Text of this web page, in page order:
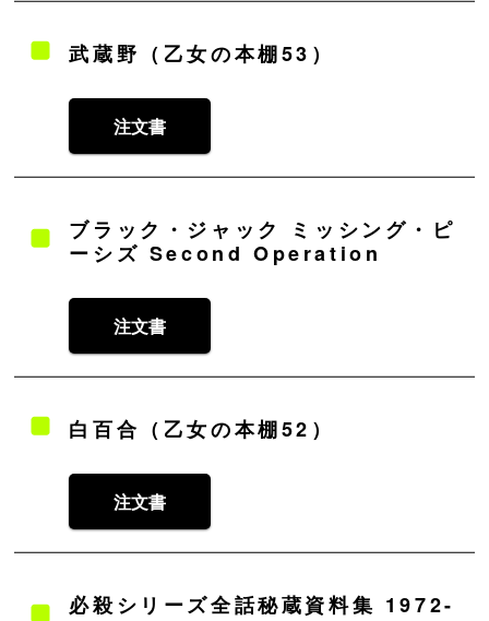
武蔵野（乙女の本棚53）
注文書
ブラック・ジャック ミッシング・ピ
ーシズ Second Operation
注文書
白百合（乙女の本棚52）
注文書
必殺シリーズ全話秘蔵資料集 1972-